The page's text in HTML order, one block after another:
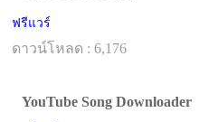
ฟรีแวร์
ดาวน์โหลด : 6,176
YouTube Song Downloader